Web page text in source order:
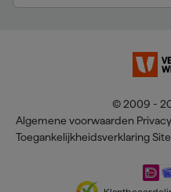
© 2009 -
Algemene voorwaarden
Toegankelijkheidsverklaring